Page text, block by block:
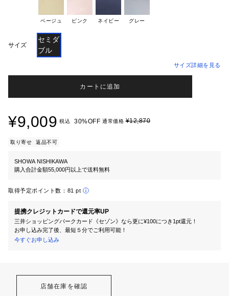
ベージュ ピンク ネイビー グレー
サイズ
セミダ
ブル
サイズ詳細を見る
カートに追加
¥9,009 税込 30%OFF 通常価格¥12,870
取り寄せ 返品不可
SHOWA NISHIKAWA
購入合計金額55,000円以上で送料無料
取得予定ポイント数： 81 pt
提携クレジットカードで還元率UP
三井ショッピングパークカード《セゾン》なら更に¥100につき1pt還元！
お申し込み完了後、最短５分でご利用可能！
今すぐお申し込み
店舗在庫を確認